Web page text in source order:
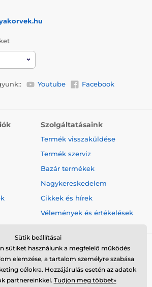
Youtube
Facebook
Szolgáltatásaink
Termék visszaküldése
Termék szerviz
Bazár termékek
Nagykereskedelem
Cikkek és hírek
Vélemények és értékelések
Sütik beállításai
sütiket használunk a megfelelő működés
elemzése, a tartalom személyre szabása
célokra. Hozzájárulás esetén az adatok
partnereinkkel. Tudjon meg többet»